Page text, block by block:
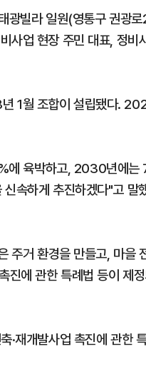
광빌라 일원(영통구 권광
사업 현장 주민 대표, 정비
1월 조합이 설립됐다.
육박하고, 2030년에는
속하게 추진하겠다"고 말
주거 환경을 만들고, 마을
진에 관한 특례법 등이 제
·재개발사업 촉진에 관한